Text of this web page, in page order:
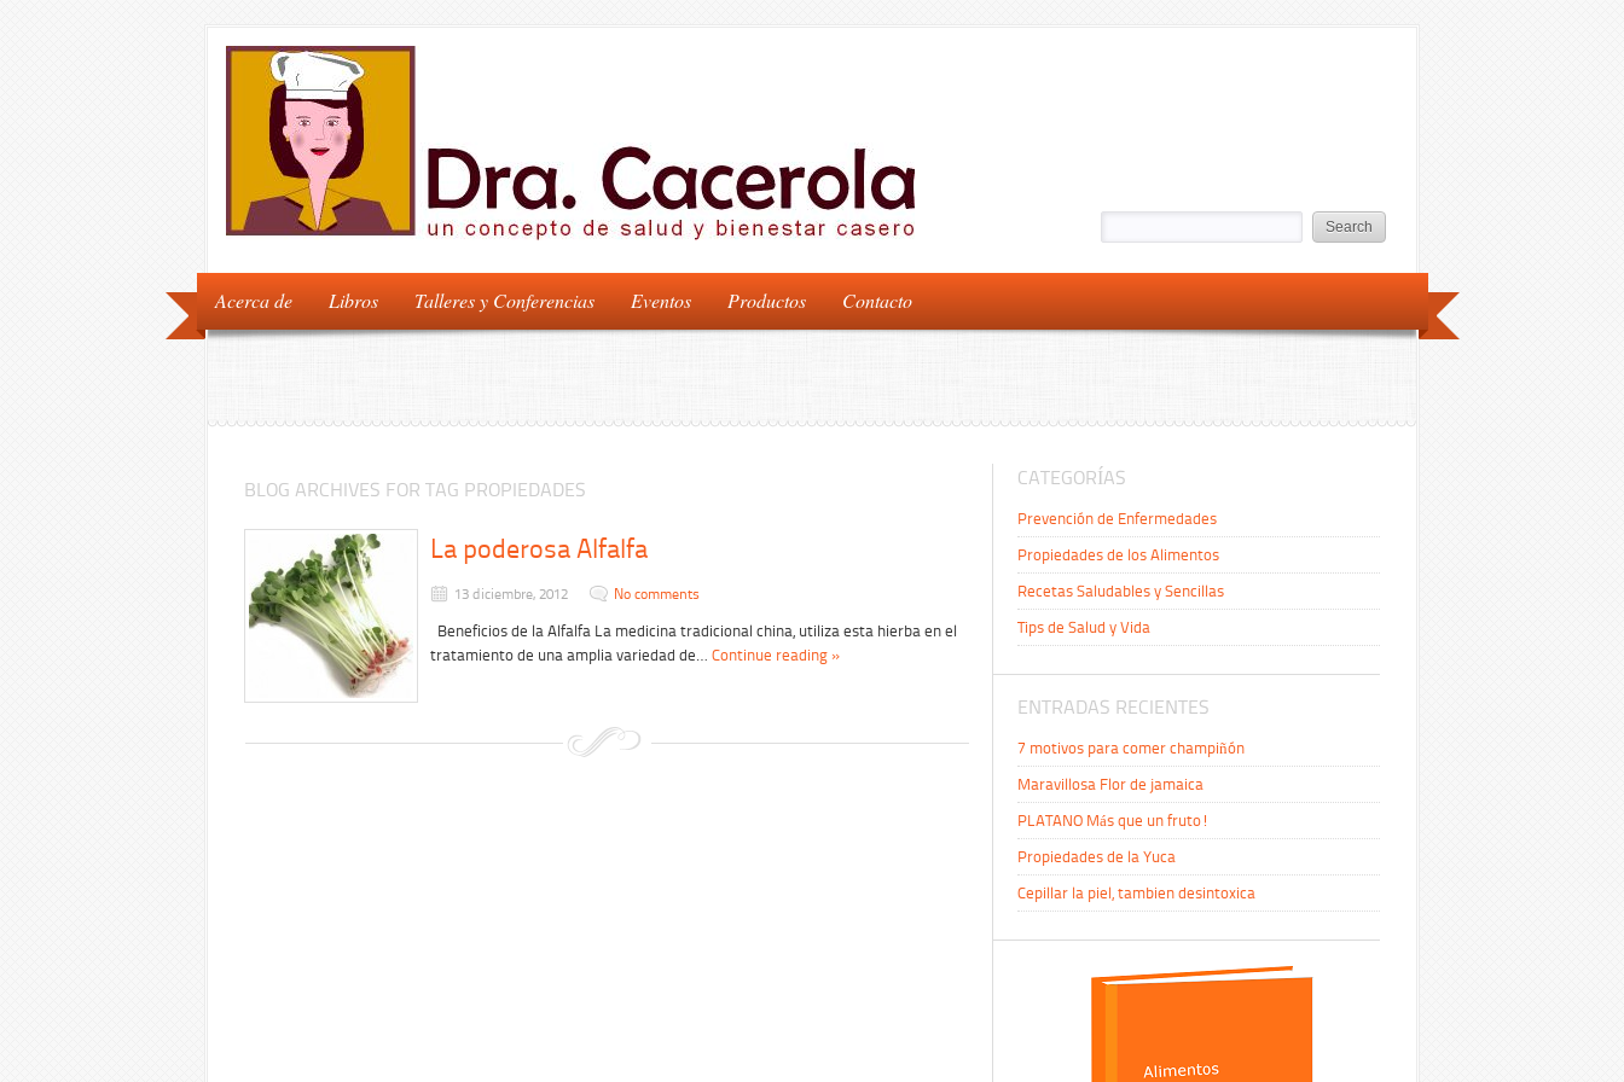
Acerca de Libros Talleres y Conferencias Eventos Productos Contacto
BLOG ARCHIVES FOR TAG PROPIEDADES
La poderosa Alfalfa
13 diciembre, 2012 No comments
Beneficios de la Alfalfa La medicina tradicional china, utiliza esta hierba en el
tratamiento de una amplia variedad de… Continue reading »
CATEGORÍAS
Prevención de Enfermedades
Propiedades de los Alimentos
Recetas Saludables y Sencillas
Tips de Salud y Vida
ENTRADAS RECIENTES
7 motivos para comer champiñón
Maravillosa Flor de jamaica
PLATANO Más que un fruto!
Propiedades de la Yuca
Cepillar la piel, tambien desintoxica